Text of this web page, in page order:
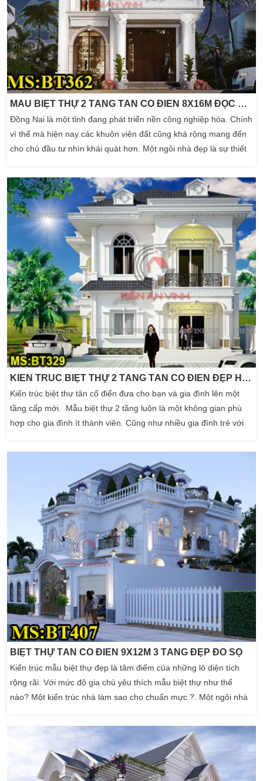
MẪU BIỆT THỰ 2 TẦNG TÂN CỔ ĐIỂN 8X16M ĐỘC ĐÁO TỪNG GÓC NHÌN
Đồng Nai là một tỉnh đang phát triển nền công nghiệp hóa. Chính
vì thế mà hiện nay các khuôn viên đất cũng khá rộng mang đến
cho chủ đầu tư nhìn khái quát hơn. Một ngôi nhà đẹp là sự thiết
tưởng xây dựng của chủ đầu tư mang đến. Để hướng đến một
ngôi nhà đẹp hơn. Đa […]
KIẾN TRÚC BIỆT THỰ 2 TẦNG TÂN CỔ ĐIỂN ĐẸP HIỆN NAY
Kiến trúc biệt thự tân cổ điển đưa cho bạn và gia đình lên một
tầng cấp mới. Mẫu biệt thự 2 tầng luôn là một không gian phù
hợp cho gia đình ít thành viên. Cũng như nhiều gia đình trẻ với
một nét đẹp riêng đưa kiến trúc ngôi nhà đẹp hơn. Bởi người ta
thường nói mẫu nhà đẹp […]
BIỆT THỰ TÂN CỔ ĐIỂN 9X12M 3 TẦNG ĐẸP ĐỒ SỘ
Kiến trúc mẫu biệt thự đẹp là tâm điểm của những lô diện tích
rộng rãi. Với mức độ gia chủ yêu thích mẫu biệt thự như thế
nào? Một kiến trúc nhà làm sao cho chuẩn mực ?. Một ngôi nhà
đẹp đồ sộ Chính những yếu tố đó mà gia đình chị Hoàng trú tại